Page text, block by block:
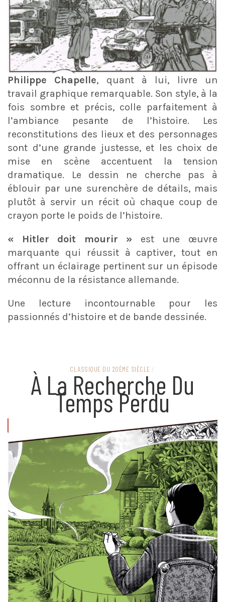
Philippe Chapelle, quant à lui, livre un
travail graphique remarquable. Son style, à la
fois sombre et précis, colle parfaitement à
l’ambiance pesante de l’histoire. Les
reconstitutions des lieux et des personnages
sont d’une grande justesse, et les choix de
mise en scène accentuent la tension
dramatique. Le dessin ne cherche pas à
éblouir par une surenchère de détails, mais
plutôt à servir un récit où chaque coup de
crayon porte le poids de l’histoire.
« Hitler doit mourir » est une œuvre
marquante qui réussit à captiver, tout en
offrant un éclairage pertinent sur un épisode
méconnu de la résistance allemande.
Une lecture incontournable pour les
passionnés d’histoire et de bande dessinée.
CLASSIQUE DU 20ÈME SIÈCLE /
À La Recherche Du
Temps Perdu